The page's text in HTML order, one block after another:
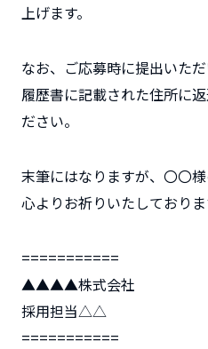
上げます。
なお、ご応募時に提出いた
履歴書に記載された住所に
ださい。
末筆にはなりますが、〇〇
心よりお祈りいたしておりま
===========
▲▲▲▲株式会社
採用担当△△
===========